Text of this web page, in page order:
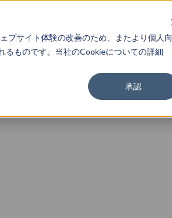
ブサイト体験の改善のため、またより個人向
るものです。当社のCookieについての詳細
承認
Work Findings